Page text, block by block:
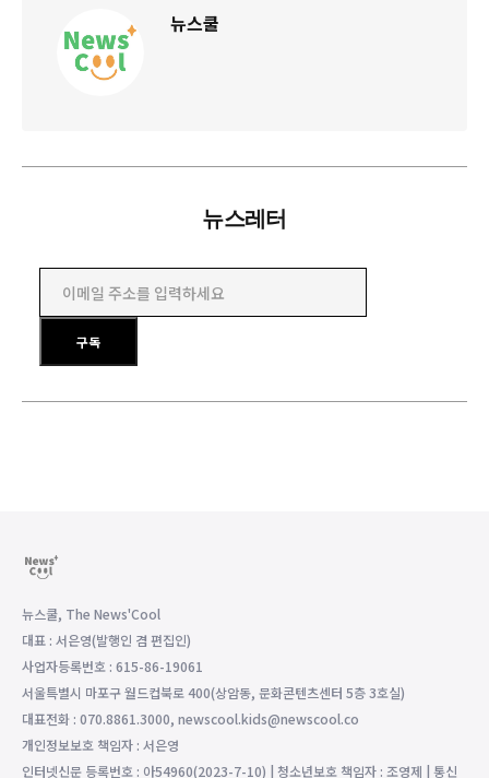
뉴스쿨
뉴스레터
구독
뉴스쿨, The News'Cool
대표 : 서은영(발행인 겸 편집인)
사업자등록번호 : 615-86-19061
서울특별시 마포구 월드컵북로 400(상암동, 문화콘텐츠센터 5층 3호실)
대표전화 : 070.8861.3000, newscool.kids@newscool.co
개인정보보호 책임자 : 서은영
인터넷신문 등록번호 : 아54960(2023-7-10) | 청소년보호 책임자 : 조영제 | 통신